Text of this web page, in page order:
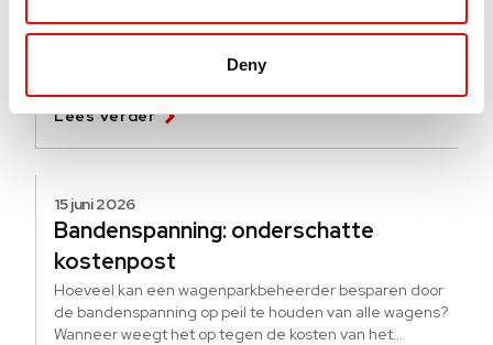
Deny
[update]
Een nieuwe regeling om elektrificatie te stimuleren. Wat
Lees verder
15 juni 2026
Bandenspanning: onderschatte
kostenpost
Hoeveel kan een wagenparkbeheerder besparen door
de bandenspanning op peil te houden van alle wagens?
Wanneer weegt het op tegen de kosten van het